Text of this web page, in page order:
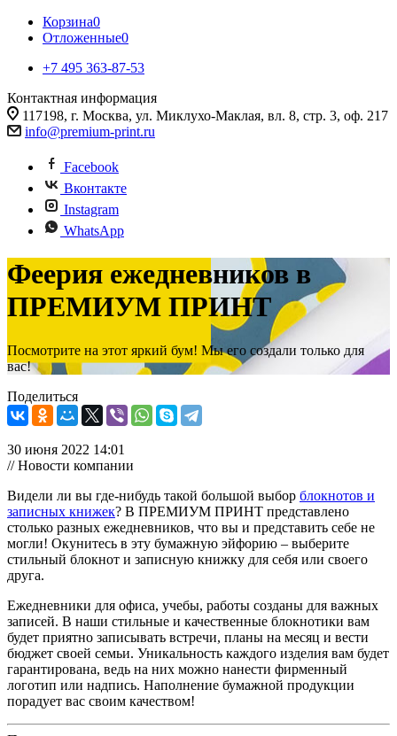
Корзина0
Отложенные0
+7 495 363-87-53
Контактная информация
117198, г. Москва, ул. Миклухо-Маклая, вл. 8, стр. 3, оф. 217
info@premium-print.ru
Facebook
Вконтакте
Instagram
WhatsApp
Феерия ежедневников в
ПРЕМИУМ ПРИНТ
Посмотрите на этот яркий бум! Мы его создали только для
вас!
Поделиться
30 июня 2022 14:01
// Новости компании
Видели ли вы где-нибудь такой большой выбор блокнотов и
записных книжек? В ПРЕМИУМ ПРИНТ представлено
столько разных ежедневников, что вы и представить себе не
могли! Окунитесь в эту бумажную эйфорию – выберите
стильный блокнот и записную книжку для себя или своего
друга.
Ежедневники для офиса, учебы, работы созданы для важных
записей. В наши стильные и качественные блокнотики вам
будет приятно записывать встречи, планы на месяц и вести
бюджет своей семьи. Уникальность каждого изделия вам будет
гарантирована, ведь на них можно нанести фирменный
логотип или надпись. Наполнение бумажной продукции
порадует вас своим качеством!